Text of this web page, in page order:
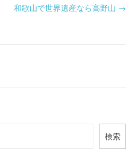
和歌山で世界遺産なら高野山 →
検索